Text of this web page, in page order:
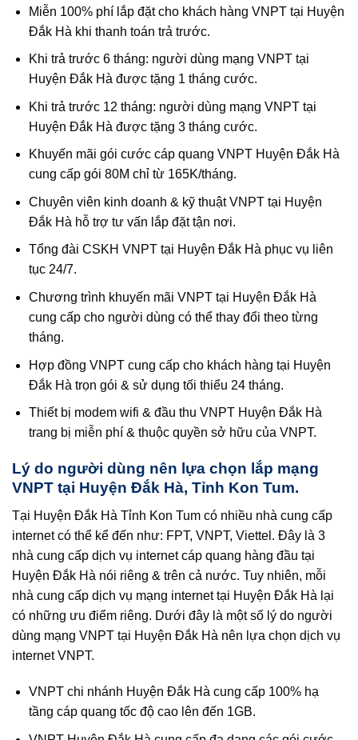
Miễn 100% phí lắp đặt cho khách hàng VNPT tại Huyện
Đắk Hà khi thanh toán trả trước.
Khi trả trước 6 tháng: người dùng mạng VNPT tại
Huyện Đắk Hà được tặng 1 tháng cước.
Khi trả trước 12 tháng: người dùng mạng VNPT tại
Huyện Đắk Hà được tặng 3 tháng cước.
Khuyến mãi gói cước cáp quang VNPT Huyện Đắk Hà
cung cấp gói 80M chỉ từ 165K/tháng.
Chuyên viên kinh doanh & kỹ thuật VNPT tại Huyện
Đắk Hà hỗ trợ tư vấn lắp đặt tận nơi.
Tổng đài CSKH VNPT tại Huyện Đắk Hà phục vụ liên
tục 24/7.
Chương trình khuyến mãi VNPT tại Huyện Đắk Hà
cung cấp cho người dùng có thể thay đổi theo từng
tháng.
Hợp đồng VNPT cung cấp cho khách hàng tại Huyện
Đắk Hà trọn gói & sử dụng tối thiểu 24 tháng.
Thiết bị modem wifi & đầu thu VNPT Huyện Đắk Hà
trang bị miễn phí & thuộc quyền sở hữu của VNPT.
Lý do người dùng nên lựa chọn lắp mạng
VNPT tại Huyện Đắk Hà, Tỉnh Kon Tum.
Tại Huyện Đắk Hà Tỉnh Kon Tum có nhiều nhà cung cấp
internet có thể kể đến như: FPT, VNPT, Viettel. Đây là 3
nhà cung cấp dịch vụ internet cáp quang hàng đầu tại
Huyện Đắk Hà nói riêng & trên cả nước. Tuy nhiên, mỗi
nhà cung cấp dịch vụ mạng internet tại Huyện Đắk Hà lại
có những ưu điểm riêng. Dưới đây là một số lý do người
dùng mạng VNPT tại Huyện Đắk Hà nên lựa chọn dịch vụ
internet VNPT.
VNPT chi nhánh Huyện Đắk Hà cung cấp 100% hạ
tầng cáp quang tốc độ cao lên đến 1GB.